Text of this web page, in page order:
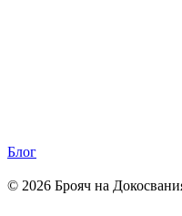
Блог
© 2026 Брояч на